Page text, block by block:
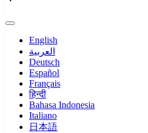
English
العربية
Deutsch
Español
Français
हिन्दी
Bahasa Indonesia
Italiano
日本語